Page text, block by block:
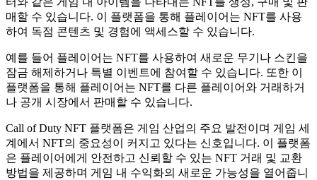
매할 수 있습니다. 이 플랫폼을 통해 플레이어는 NFT를 사용
하여 독점 콘텐츠 및 경험에 액세스할 수 있습니다.
예를 들어 플레이어는 NFT를 사용하여 새로운 무기나 스킨을
잠금 해제하거나 특별 이벤트에 참여할 수 있습니다. 또한 이
플랫폼을 통해 플레이어는 NFT를 다른 플레이어와 거래하거
나 공개 시장에서 판매할 수 있습니다.
Call of Duty NFT 플랫폼은 게임 산업의 주요 발전이며 게임 세
계에서 NFT의 중요성이 커지고 있다는 신호입니다. 이 플랫폼
은 플레이어에게 안전하고 신뢰할 수 있는 NFT 거래 및 교환
방법을 제공하며 게임 내 수익화의 새로운 가능성을 열어줍니